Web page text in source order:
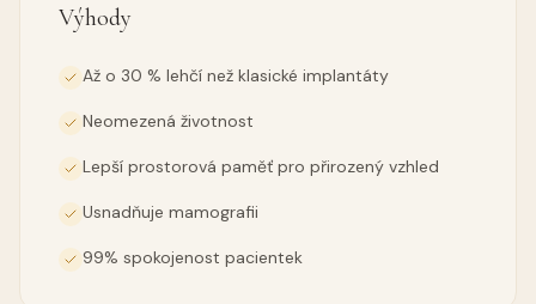
Výhody
Až o 30 % lehčí než klasické implantáty
Neomezená životnost
Lepší prostorová paměť pro přirozený vzhled
Usnadňuje mamografii
99% spokojenost pacientek